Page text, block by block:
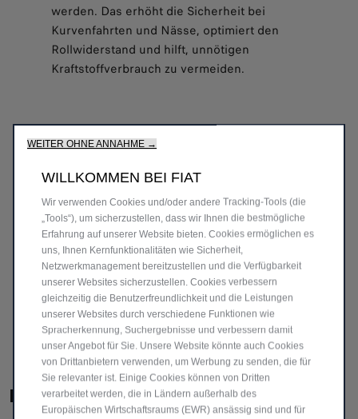
werden. Das erhöht die Sicherheit bei
Kurvenfahrten und Nässe, optimiert den
Rollwiderstand und hilft, unnötigen
Kraftstoffverbrauch zu vermeiden.
Auch Schneeketten und textile Schneehilfen für Ihre
Bereifung sind über den Fiat Professional Service
KONTAKTIEREN SIE IHRE WERKSTATT
MEHR ERFAHREN
REIFENAUSWAHL
WEITER OHNE ANNAHME →
WILLKOMMEN BEI FIAT
Wir verwenden Cookies und/oder andere Tracking-Tools (die
„Tools“), um sicherzustellen, dass wir Ihnen die bestmögliche
Erfahrung auf unserer Website bieten. Cookies ermöglichen es
uns, Ihnen Kernfunktionalitäten wie Sicherheit,
Netzwerkmanagement bereitzustellen und die Verfügbarkeit
unserer Websites sicherzustellen. Cookies verbessern
gleichzeitig die Benutzerfreundlichkeit und die Leistungen
unserer Websites durch verschiedene Funktionen wie
Spracherkennung, Suchergebnisse und verbessern damit
unser Angebot für Sie. Unsere Website könnte auch Cookies
von Drittanbietern verwenden, um Werbung zu senden, die für
Sie relevanter ist. Einige Cookies können von Dritten
verarbeitet werden, die in Ländern außerhalb des
Europäischen Wirtschaftsraums (EWR) ansässig sind und für